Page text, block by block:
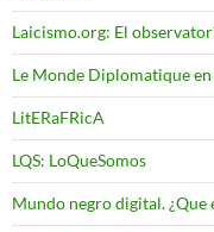
Laicismo.org: El
Le Monde Diplomatique en
LitERaFRicA
LQS: LoQueSomos
Mundo negro digital. ¿Que